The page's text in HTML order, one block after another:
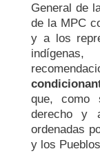
General de
de la MPC
y a los
que, como
derecho y
ordenadas
y los